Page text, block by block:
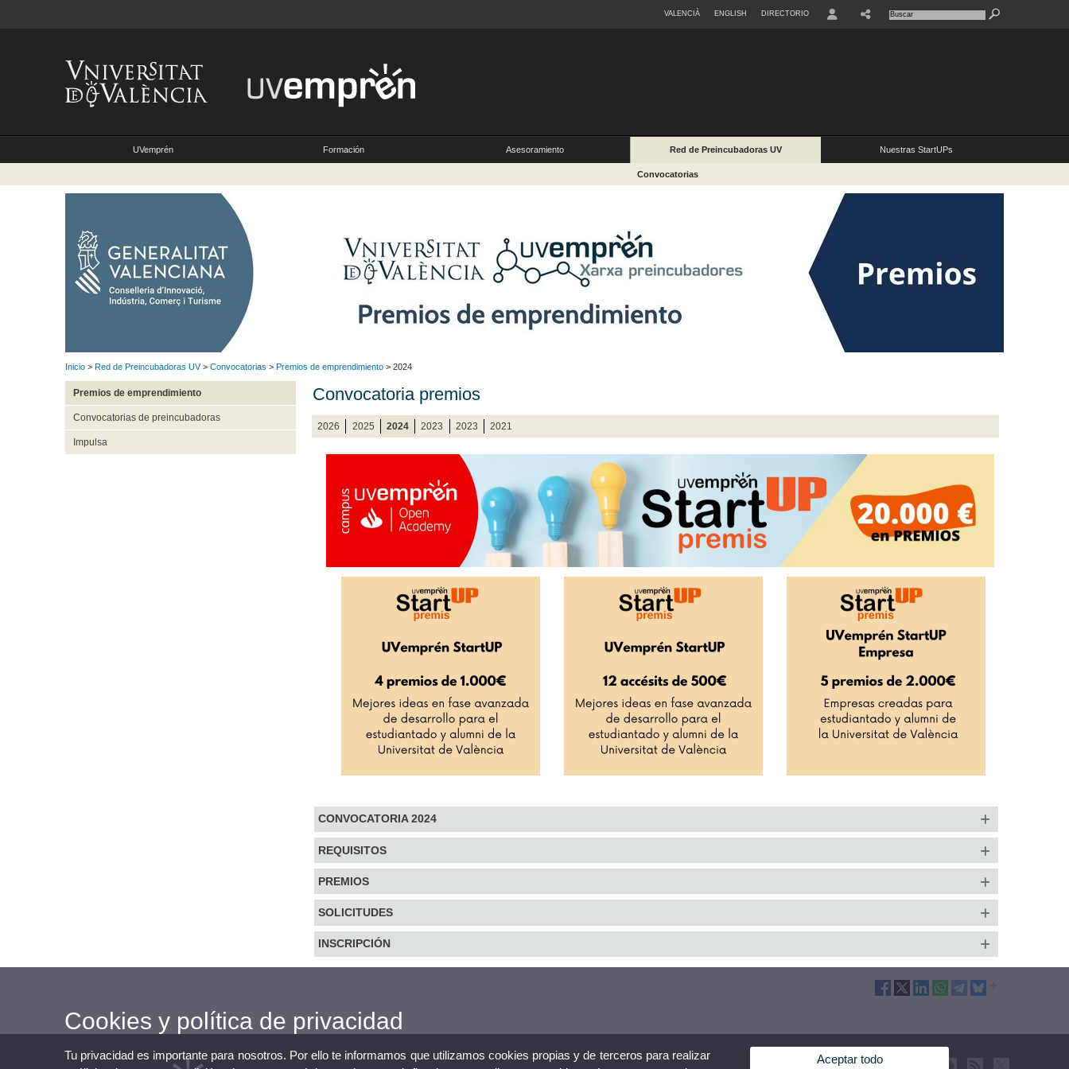
VALENCIÀ ENGLISH DIRECTORIO
UVemprén Formación Asesoramiento Red de Preincubadoras UV Nuestras StartUPs
Convocatorias
Inicio > Red de Preincubadoras UV> Convocatorias > Premios de emprendimiento > 2024
Premios de emprendimiento
Convocatorias de preincubadoras
Impulsa
Convocatoria premios
2026 2025 2024 2023 2023 2021
CONVOCATORIA 2024
REQUISITOS
PREMIOS
SOLICITUDES
INSCRIPCIÓN
Cookies y política de privacidad
Tu privacidad es importante para nosotros. Por ello te informamos que utilizamos cookies propias y de terceros para realizar
Aceptar todo